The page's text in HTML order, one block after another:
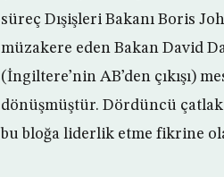
süreç Dışişleri Bakanı Boris
müzakere eden Bakan David
(İngiltere’nin AB’den çıkışı)
dönüşmüştür. Dördüncü
bu bloğa liderlik etme fikrine